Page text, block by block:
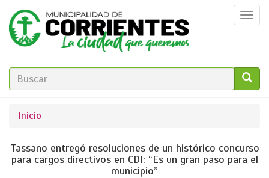
Pasar
contenido
principal
FORMULARIO
BÚSQUEDA
Se
encuentra
usted
Inicio
Tassano entregó resoluciones de un histórico concurso
para cargos directivos en CDI: “Es un gran paso para el
municipio”